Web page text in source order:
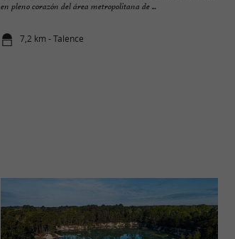
en pleno corazón del área metropolitana de ...
7,2 km - Talence